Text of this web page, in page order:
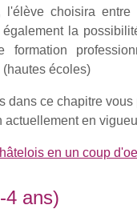
l'élève choisira
la
formation
écoles)
dans ce chapitre
actuellement en
en un coup
4 ans)